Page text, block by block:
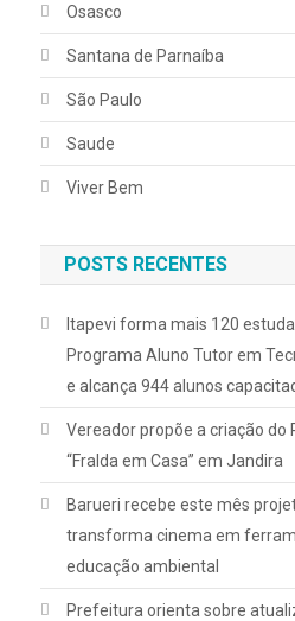
Osasco
Santana de Parnaíba
São Paulo
Saude
Viver Bem
POSTS RECENTES
Itapevi forma mais 120
Programa Aluno Tutor em
e alcança 944 alunos
Vereador propõe a criação do
“Fralda em Casa” em Jandira
Barueri recebe este mês
transforma cinema em
educação ambiental
Prefeitura orienta sobre